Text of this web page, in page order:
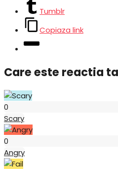
Tumblr
Copiaza link
Care este reactia
0
Scary
0
Angry